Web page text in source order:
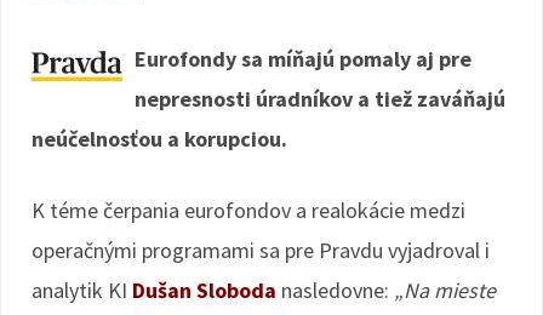
k
b
Eurofondy sa míňajú pomaly aj pre
nepresnosti úradníkov a tiež zaváňajú
neúčelnosťou a korupciou.
K téme čerpania eurofondov a realokácie medzi
operačnými programami sa pre Pravdu vyjadroval i
analytik KI Dušan Sloboda nasledovne: „Na mieste